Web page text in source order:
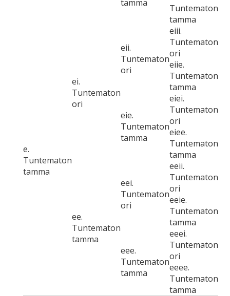
tamma
Tuntematon
tamma
e.
Tuntematon
tamma
ei.
Tuntematon
ori
eii.
Tuntematon
ori
eiii.
Tuntematon
ori
eiie.
Tuntematon
tamma
eie.
Tuntematon
tamma
eiei.
Tuntematon
ori
eiee.
Tuntematon
tamma
ee.
Tuntematon
tamma
eei.
Tuntematon
ori
eeii.
Tuntematon
ori
eeie.
Tuntematon
tamma
eee.
Tuntematon
tamma
eeei.
Tuntematon
ori
eeee.
Tuntematon
tamma